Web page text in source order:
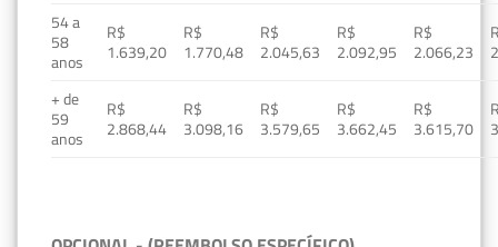
54 a
58
anos
R$
1.639,20
R$
1.770,48
R$
2.045,63
R$
2.092,95
R$
2.066,23
+ de
59
anos
R$
2.868,44
R$
3.098,16
R$
3.579,65
R$
3.662,45
R$
3.615,70